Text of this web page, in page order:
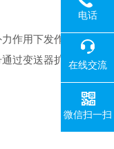
作用下发作
过变送器扩
电话
在线交流
微信扫一扫